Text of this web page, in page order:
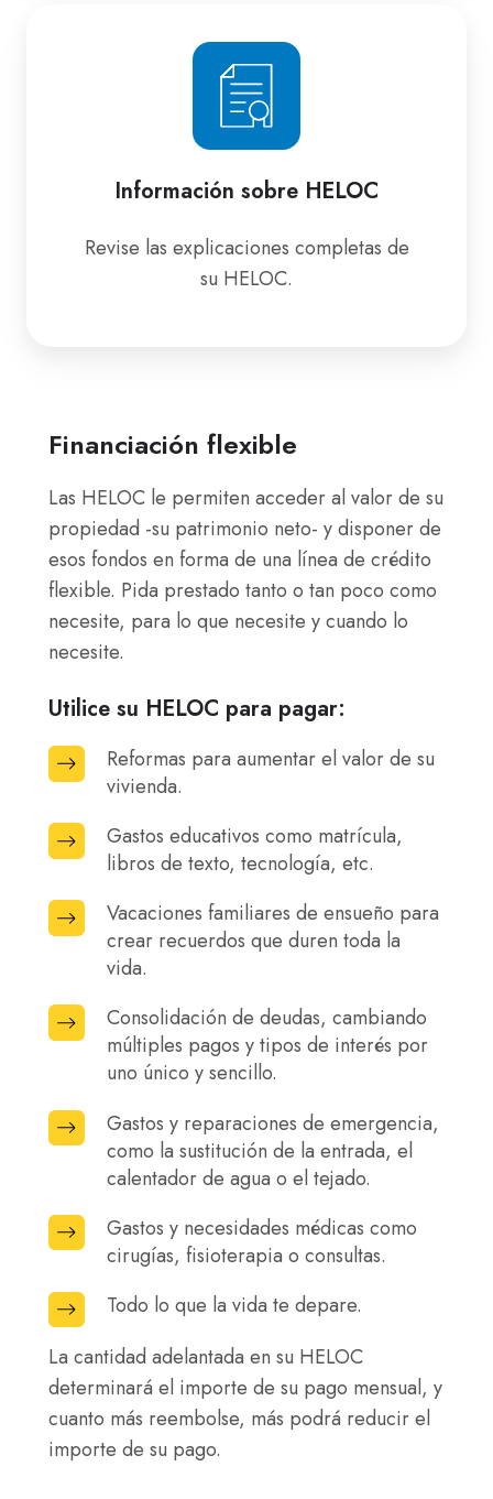
Información sobre HELOC
Revise las explicaciones completas de
su HELOC.
sobre
HELOC
Financiación flexible
Las HELOC le permiten acceder al valor de su
propiedad -su patrimonio neto- y disponer de
esos fondos en forma de una línea de crédito
flexible. Pida prestado tanto o tan poco como
necesite, para lo que necesite y cuando lo
necesite.
Utilice su HELOC para pagar:
Reformas para aumentar el valor de su
vivienda.
Reformas
aumentar
el
de
vivienda.
Gastos educativos como matrícula,
libros de texto, tecnología, etc.
Gastos
educativos
como
matrícula,
texto,
tecnología,
Vacaciones familiares de ensueño para
crear recuerdos que duren toda la
vida.
Vacaciones
familiares
ensueño
para
que
la
vida.
Consolidación de deudas, cambiando
múltiples pagos y tipos de interés por
uno único y sencillo.
Consolidación
deudas,
cambiando
múltiples
tipos
interés
por
uno
único
y
sencillo.
Gastos y reparaciones de emergencia,
como la sustitución de la entrada, el
calentador de agua o el tejado.
Gastos
reparaciones
de
emergencia,
la
sustitución
de
la
entrada,
el
Gastos y necesidades médicas como
cirugías, fisioterapia o consultas.
Gastos
necesidades
médicas
como
cirugías,
fisioterapia
o
Todo lo que la vida te depare.
Todo
que
la
vida
te
La cantidad adelantada en su HELOC
determinará el importe de su pago mensual, y
cuanto más reembolse, más podrá reducir el
importe de su pago.